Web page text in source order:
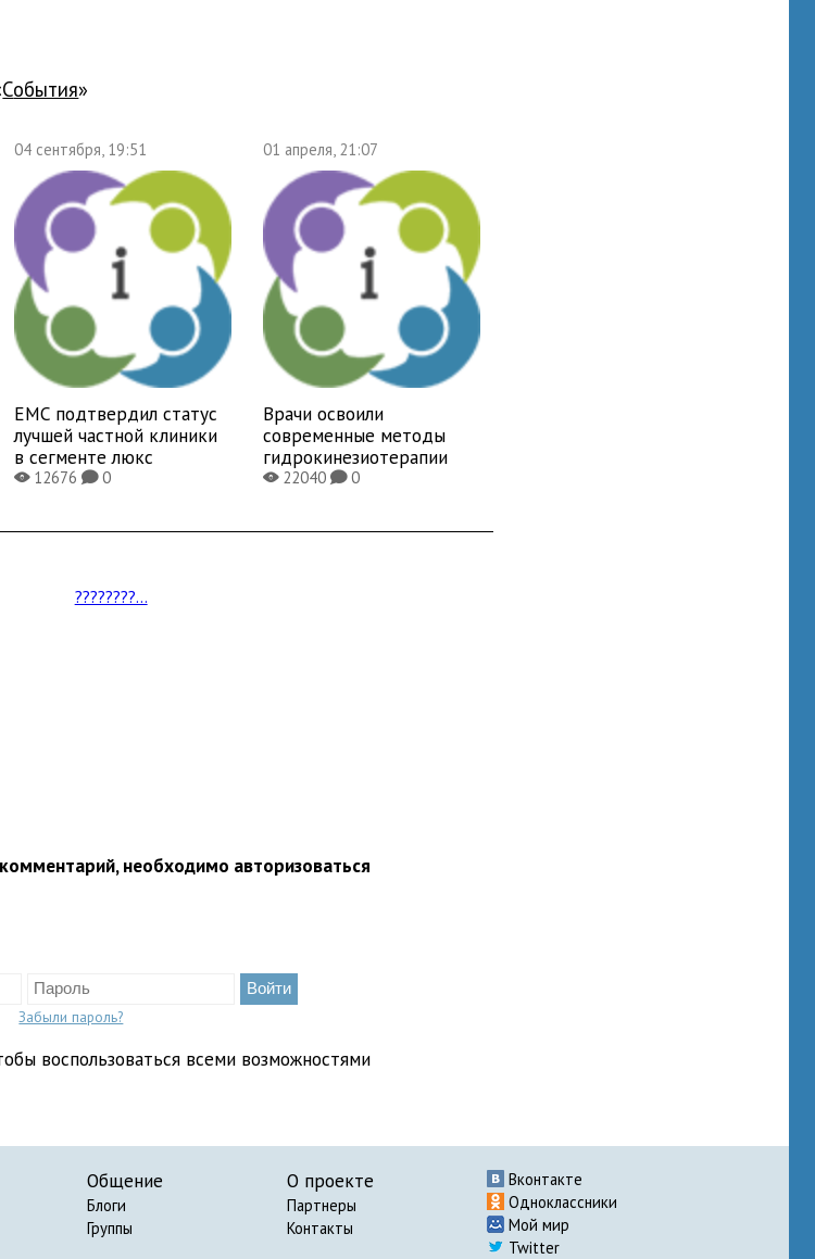
события»
04 сентября, 19:51
EMC подтвердил статус
лучшей частной клиники
в сегменте люкс
X12676K0
01 апреля, 21:07
Врачи освоили
современные методы
гидрокинезиотерапии
X22040K0
????????...
необходимо авторизоваться
Забыли пароль?
воспользоваться всеми возможностями
Общение
Блоги
Группы
О проекте
Партнеры
Контакты
Вконтакте
Одноклассники
Мой мир
Twitter